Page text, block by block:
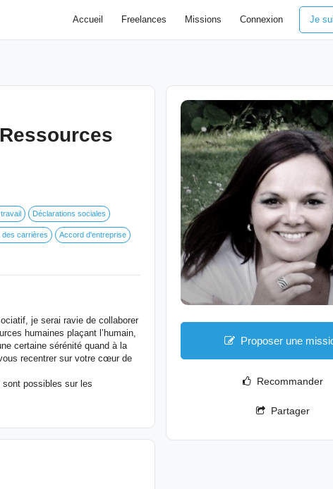
Accueil Freelances Missions Connexion Je
Déclarations sociales
des carrières Accord d'entreprise
je serai ravie de collaborer
humaines plaçant l’humain,
certaine sérénité quand à la
recentrer sur votre cœur de
possibles sur les
Proposer une
Recommander
Partager